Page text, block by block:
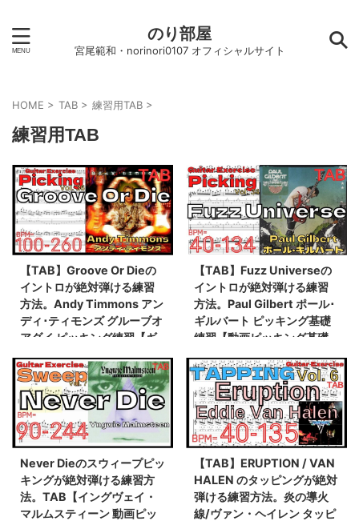
のり部屋
宮尾範和・norinori0107 オフィシャルサイト
HOME > TAB > 練習用TAB >
練習用TAB
【TAB】Groove Or Dieの
イントロが絶対弾ける練習
方法。Andy Timmons アン
ディ･ティモンズ グルーブオ
アダイ ピッキング練習【ギ
【TAB】Fuzz Universeの
イントロが絶対弾ける練習
方法。Paul Gilbert ポール･
ギルバート ピッキング基礎
練習【動画ピッキング基礎
Never Dieのスウィープピッ
キングが絶対弾ける練習方
法。TAB【イングヴェイ・
マルムスティーン 動画ピッ
【TAB】ERUPTION / VAN
HALEN のタッピングが絶対
弾ける練習方法。炎の導火
線/ヴァン・ヘイレン タッピ